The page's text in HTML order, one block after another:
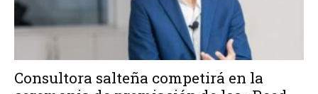
Consultora salteña competirá en la